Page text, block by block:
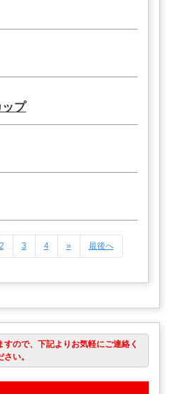
プ
2 3 4 » 最後へ
ので、下記よりお気軽にご連絡く
さい。